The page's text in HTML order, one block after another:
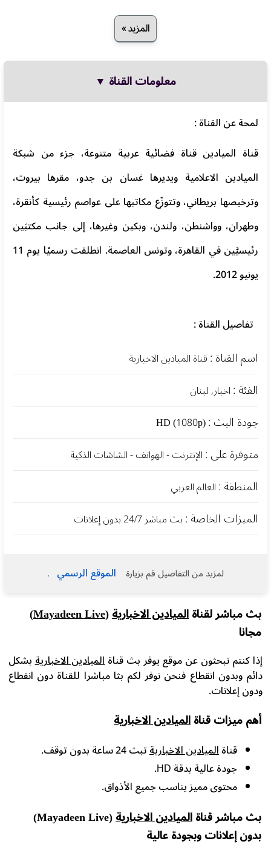
المزيد »
معلومات القناة ▼
لمحة عن القناة :
قناة الميادين قناة فضائية عربية متنوعة، جزء من شبكة
الميادين الاعلامية ويديرها غسان بن جدو، مقرها بيروت،
وترخيصها بريطاني، وتتوزّع مكاتبها على عواصم رئيسية كأنقرة،
وطهران، وواشنطن، ولندن، وبكين وغيرها، إلى جانب مكتبَين
رئيسيَّين في القاهرة، وتونس العاصمة. انطلقت رسميًا يوم 11
يونيو 2012.
تفاصيل القناة :
اسم القناة :قناة الميادين الاخبارية
الفئة :اخبار, لبنان
جودة البث :
متوفرة على :الإنترنت - الهواتف - الشاشات الذكية
المنطقة :العالم العربي
الميزات الخاصة :بث مباشر 24/7 بدون إعلانات
لمزيد من التفاصيل قم بزيارة الموقع الرسمي .
بث مباشر لقناةالميادين الاخبارية(Mayadeen Live)
مجانا
إذا كنتم تبحثون عن موقع يوفر بث قناةالميادين الاخباريةبشكل
دائم وبدون انقطاع فنحن نوفر لكم بثا مباشرا للقناة دون انقطاع
ودون إعلانات.
أهم ميزات قناةالميادين الاخبارية
قناةالميادين الاخباريةتبث 24 ساعة بدون توقف.
جودة عالية بدقة HD.
محتوى مميز يناسب جميع الأذواق.
بث مباشر قناةالميادين الاخبارية (Mayadeen Live)
بدون إعلانات وبجودة عالية